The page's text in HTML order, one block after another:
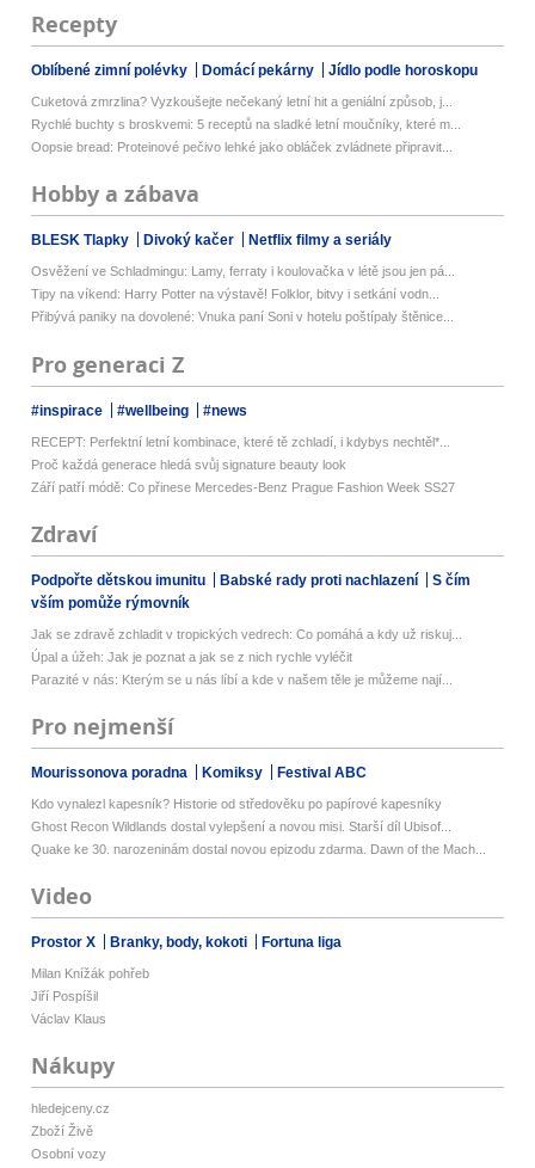
Recepty
Oblíbené zimní polévky Domácí pekárny Jídlo podle horoskopu
Cuketová zmrzlina? Vyzkoušejte nečekaný letní hit a geniální způsob, j...
Rychlé buchty s broskvemi: 5 receptů na sladké letní moučníky, které m...
Oopsie bread: Proteinové pečivo lehké jako obláček zvládnete připravit...
Hobby a zábava
BLESK Tlapky Divoký kačer Netflix filmy a seriály
Osvěžení ve Schladmingu: Lamy, ferraty i koulovačka v létě jsou jen pá...
Tipy na víkend: Harry Potter na výstavě! Folklor, bitvy i setkání vodn...
Přibývá paniky na dovolené: Vnuka paní Soni v hotelu poštípaly štěnice...
Pro generaci Z
#inspirace #wellbeing #news
RECEPT: Perfektní letní kombinace, které tě zchladí, i kdybys nechtěl*...
Proč každá generace hledá svůj signature beauty look
Září patří módě: Co přinese Mercedes-Benz Prague Fashion Week SS27
Zdraví
Podpořte dětskou imunitu Babské rady proti nachlazení
S čím
vším pomůže rýmovník
Jak se zdravě zchladit v tropických vedrech: Co pomáhá a kdy už riskuj...
Úpal a úžeh: Jak je poznat a jak se z nich rychle vyléčit
Parazité v nás: Kterým se u nás líbí a kde v našem těle je můžeme nají...
Pro nejmenší
Mourissonova poradna Komiksy Festival ABC
Kdo vynalezl kapesník? Historie od středověku po papírové kapesníky
Ghost Recon Wildlands dostal vylepšení a novou misi. Starší díl Ubisof...
Quake ke 30. narozeninám dostal novou epizodu zdarma. Dawn of the Mach...
Video
Prostor X Branky, body, kokoti Fortuna liga
Milan Knížák pohřeb
Jiří Pospíšil
Václav Klaus
Nákupy
hledejceny.cz
Zboží Živě
Osobní vozy